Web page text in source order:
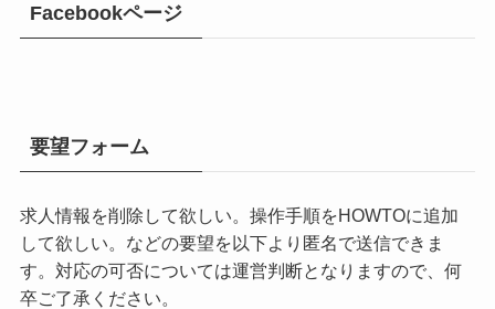
Facebookページ
要望フォーム
求人情報を削除して欲しい。操作手順をHOWTOに追加
して欲しい。などの要望を以下より匿名で送信できま
す。対応の可否については運営判断となりますので、何
卒ご了承ください。